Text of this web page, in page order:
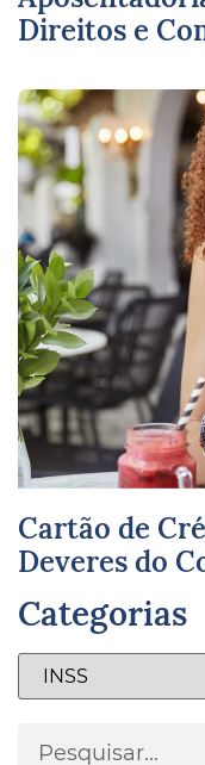
Direitos e
Cartão de
Deveres do
Categorias